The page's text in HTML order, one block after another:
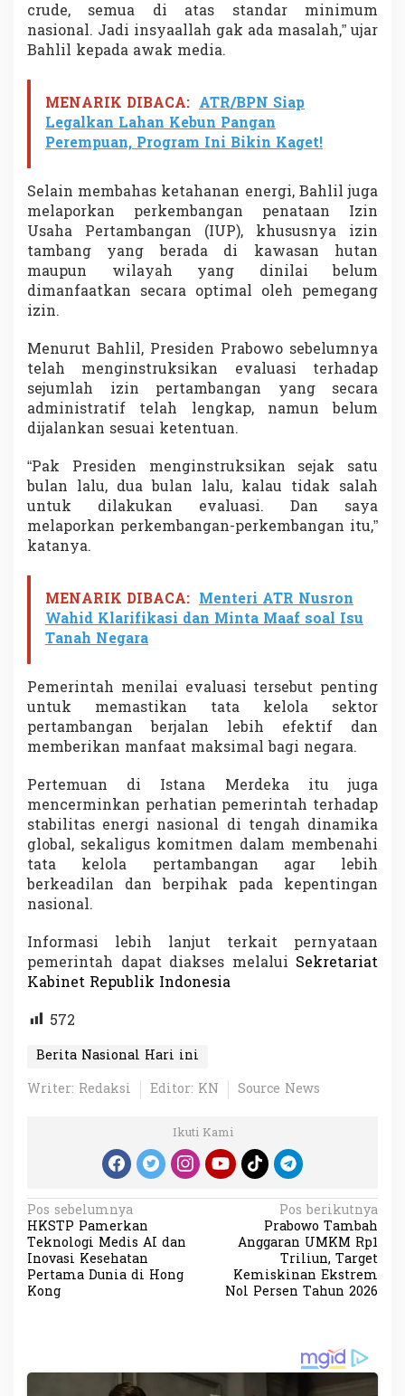
s
a
M
u
l
a
i
a
P
e
m
e
r
i
a
h
crude, semua di atas standar minimum
nasional. Jadi insyaallah gak ada masalah,” ujar
Bahlil kepada awak media.
MENARIK DIBACA: ATR/BPN Siap
Legalkan Lahan Kebun Pangan
Perempuan, Program Ini Bikin Kaget!
Selain membahas ketahanan energi, Bahlil juga
melaporkan perkembangan penataan Izin
Usaha Pertambangan (IUP), khususnya izin
tambang yang berada di kawasan hutan
maupun wilayah yang dinilai belum
dimanfaatkan secara optimal oleh pemegang
izin.
Menurut Bahlil, Presiden Prabowo sebelumnya
telah menginstruksikan evaluasi terhadap
sejumlah izin pertambangan yang secara
administratif telah lengkap, namun belum
dijalankan sesuai ketentuan.
“Pak Presiden menginstruksikan sejak satu
bulan lalu, dua bulan lalu, kalau tidak salah
untuk dilakukan evaluasi. Dan saya
melaporkan perkembangan-perkembangan itu,”
katanya.
MENARIK DIBACA: Menteri ATR Nusron
Wahid Klarifikasi dan Minta Maaf soal Isu
Tanah Negara
Pemerintah menilai evaluasi tersebut penting
untuk memastikan tata kelola sektor
pertambangan berjalan lebih efektif dan
memberikan manfaat maksimal bagi negara.
Pertemuan di Istana Merdeka itu juga
mencerminkan perhatian pemerintah terhadap
stabilitas energi nasional di tengah dinamika
global, sekaligus komitmen dalam membenahi
tata kelola pertambangan agar lebih
berkeadilan dan berpihak pada kepentingan
nasional.
Informasi lebih lanjut terkait pernyataan
pemerintah dapat diakses melalui Sekretariat
Kabinet Republik Indonesia
572
Berita Nasional Hari ini
Writer: Redaksi
Editor: KN Source News
Ikuti Kami
N
a
v
i
s
Pos sebelumnya
HKSTP Pamerkan
Teknologi Medis AI dan
Inovasi Kesehatan
Pertama Dunia di Hong
Kong
Pos berikutnya
Prabowo Tambah
Anggaran UMKM Rp1
Triliun, Target
Kemiskinan Ekstrem
Nol Persen Tahun 2026